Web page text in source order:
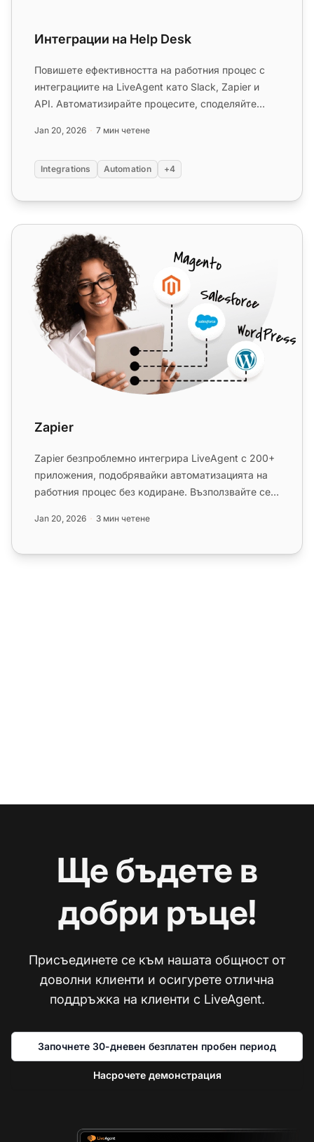
Интеграции на Help Desk
Повишете ефективността на работния процес с
интеграциите на LiveAgent като Slack, Zapier и
API. Автоматизирайте процесите, споделяйте
Jan 20, 2026 7 мин четене
Integrations Automation +4
Zapier
Zapier
Zapier безпроблемно интегрира LiveAgent с 200+
приложения, подобрявайки автоматизацията на
работния процес без кодиране. Възползвайте се
Jan 20, 2026 3 мин четене
Ще бъдете в
добри ръце!
Присъединете се към нашата общност от
доволни клиенти и осигурете отлична
поддръжка на клиенти с LiveAgent.
Започнете 30-дневен безплатен пробен период
Насрочете демонстрация